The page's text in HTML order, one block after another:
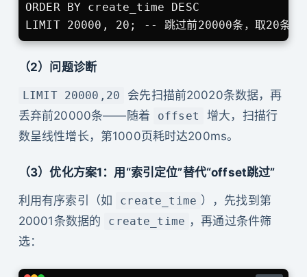
ORDER BY create_time DESC
LIMIT 20000, 20; -- 跳过前20000条，取20条
（2）问题诊断
LIMIT 20000,20
会先扫描前20020条数据，再
丢弃前20000条——随着
offset
增大，扫描行
数呈线性增长，第1000页耗时达200ms。
（3）优化方案1：用“索引定位”替代“offset跳过”
利用有序索引（如 create_time ），先找到第
20001条数据的
create_time ，再通过条件筛
选：